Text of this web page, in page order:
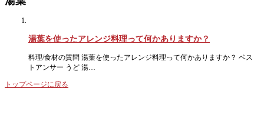
湯葉を使ったアレンジ料理って何かありますか？
料理/食材の質問 湯葉を使ったアレンジ料理って何かありますか？ ベス
トアンサー うど 湯…
トップページに戻る